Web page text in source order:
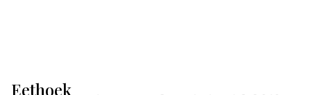
Eethoek